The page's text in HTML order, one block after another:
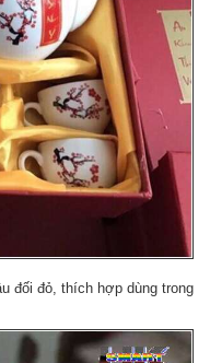
đối đỏ, thích hợp dùng trong